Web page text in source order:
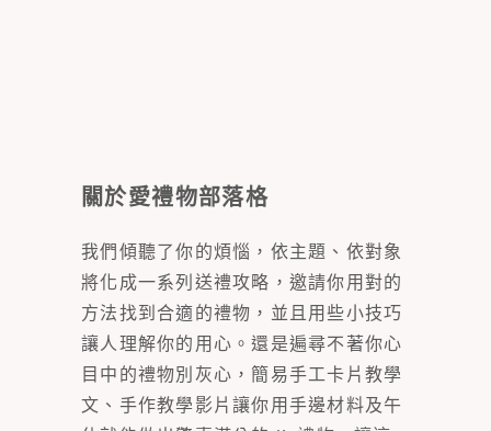
關於愛禮物部落格
我們傾聽了你的煩惱，依主題、依對象
將化成一系列送禮攻略，邀請你用對的
方法找到合適的禮物，並且用些小技巧
讓人理解你的用心。還是遍尋不著你心
目中的禮物別灰心，簡易手工卡片教學
文、手作教學影片讓你用手邊材料及午